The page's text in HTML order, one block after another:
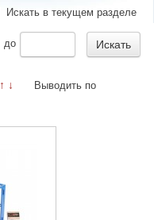
Искать в текущем разделе
до
↑ ↓ Выводить по